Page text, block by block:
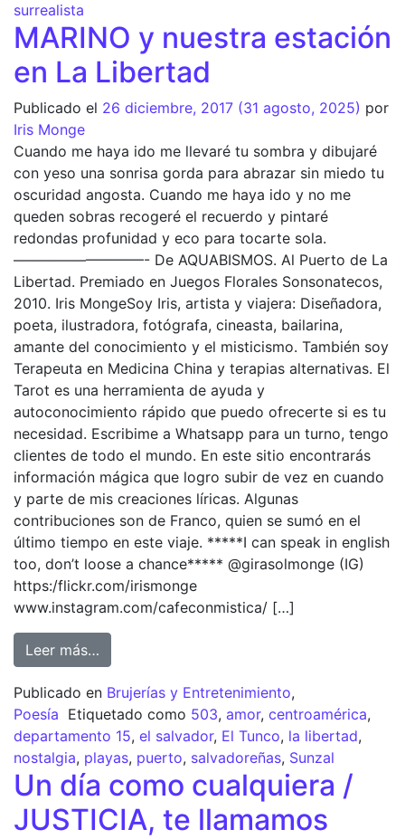
surrealista
MARINO y nuestra estación
en La Libertad
Publicado el 26 diciembre, 2017 (31 agosto, 2025) por
Iris Monge
Cuando me haya ido me llevaré tu sombra y dibujaré
con yeso una sonrisa gorda para abrazar sin miedo tu
oscuridad angosta. Cuando me haya ido y no me
queden sobras recogeré el recuerdo y pintaré
redondas profunidad y eco para tocarte sola.
—————————- De AQUABISMOS. Al Puerto de La
Libertad. Premiado en Juegos Florales Sonsonatecos,
2010. Iris MongeSoy Iris, artista y viajera: Diseñadora,
poeta, ilustradora, fotógrafa, cineasta, bailarina,
amante del conocimiento y el misticismo. También soy
Terapeuta en Medicina China y terapias alternativas. El
Tarot es una herramienta de ayuda y
autoconocimiento rápido que puedo ofrecerte si es tu
necesidad. Escribime a Whatsapp para un turno, tengo
clientes de todo el mundo. En este sitio encontrarás
información mágica que logro subir de vez en cuando
y parte de mis creaciones líricas. Algunas
contribuciones son de Franco, quien se sumó en el
último tiempo en este viaje. *****I can speak in english
too, don’t loose a chance***** @girasolmonge (IG)
https:/flickr.com/irismonge
www.instagram.com/cafeconmistica/ […]
Leer más…
Publicado en Brujerías y Entretenimiento,
Poesía Etiquetado como 503, amor, centroamérica,
departamento 15, el salvador, El Tunco, la libertad,
nostalgia, playas, puerto, salvadoreñas, Sunzal
Un día como cualquiera /
JUSTICIA, te llamamos